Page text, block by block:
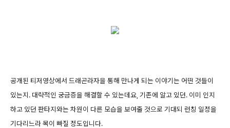
공개된 티저영상에서 드래곤라자을 통해 만나게 되는 이야기는 어떤 것들이
있는지. 대략적인 궁금증을 해결할 수 있는데요, 기존에 알고 있던. 이미 인지
하고 있던 판타지와는 차원이 다른 모습을 보여줄 것으로 기대되 런칭 일정을
기다리느라 목이 빠질 정도입니다.